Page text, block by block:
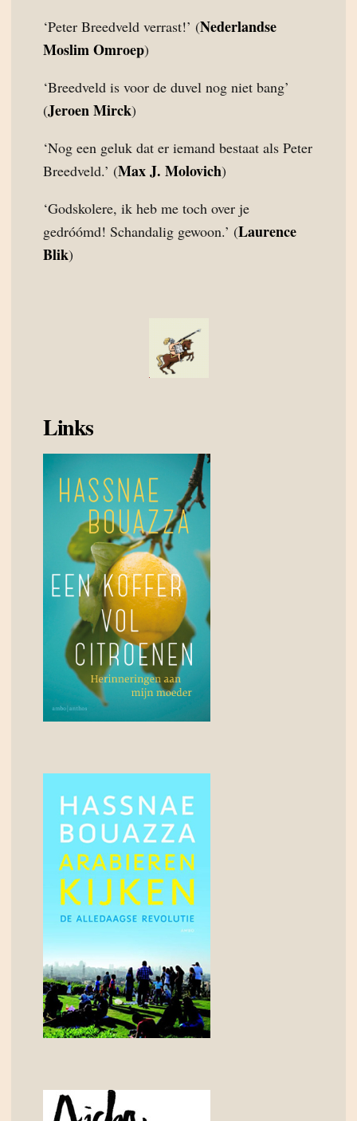
‘Peter Breedveld verrast!’ (Nederlandse
Moslim Omroep)
‘Breedveld is voor de duvel nog niet bang’
(Jeroen Mirck)
‘Nog een geluk dat er iemand bestaat als Peter
Breedveld.’ (Max J. Molovich)
‘Godskolere, ik heb me toch over je
gedróómd! Schandalig gewoon.’ (Laurence
Blik)
Links